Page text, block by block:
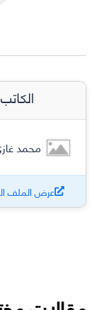
الكاتب
محمد
عرض الملف